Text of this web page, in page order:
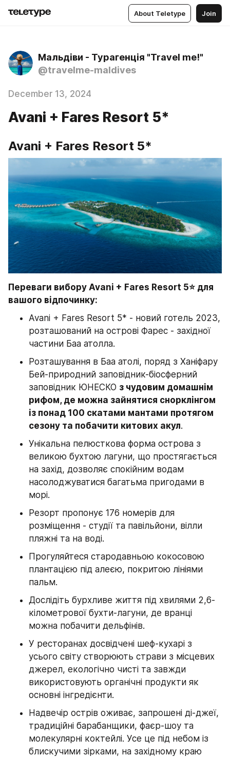
About Teletype Join
Мальдіви - Турагенція "Travel me!"
@travelme-maldives
December 13, 2024
Avani + Fares Resort 5*
Avani + Fares Resort 5*
Переваги вибору Avani + Fares Resort 5⭐ для
вашого відпочинку:
Avani + Fares Resort 5* - новий готель 2023,
розташований на острові Фарес - західної
частини Баа атолла.
Розташування в Баа атолі, поряд з Ханіфару
Бей-природний заповідник-біосферний
заповідник ЮНЕСКО з чудовим домашнім
рифом, де можна зайнятися снорклінгом
із понад 100 скатами мантами протягом
сезону та побачити китових акул.
Унікальна пелюсткова форма острова з
великою бухтою лагуни, що простягається
на захід, дозволяє спокійним водам
насолоджуватися багатьма пригодами в
морі.
Резорт пропонує 176 номерів для
розміщення - студії та павільйони, вілли
пляжні та на воді.
Прогуляйтеся стародавньою кокосовою
плантацією під алеєю, покритою лініями
пальм.
Дослідіть бурхливе життя під хвилями 2,6-
кілометрової бухти-лагуни, де вранці
можна побачити дельфінів.
У ресторанах досвідчені шеф-кухарі з
усього світу створюють страви з місцевих
джерел, екологічно чисті та завжди
використовують органічні продукти як
основні інгредієнти.
Надвечір острів оживає, запрошені ді-джеї,
традиційні барабанщики, фаєр-шоу та
молекулярні коктейлі. Усе це під небом із
блискучими зірками, на західному краю